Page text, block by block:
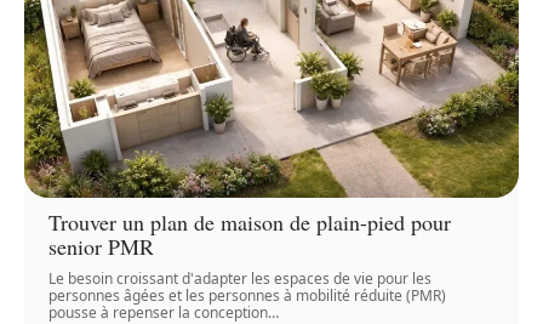
Trouver un plan de maison de plain-pied pour
senior PMR
Le besoin croissant d'adapter les espaces de vie pour les
personnes âgées et les personnes à mobilité réduite (PMR)
pousse à repenser la conception…